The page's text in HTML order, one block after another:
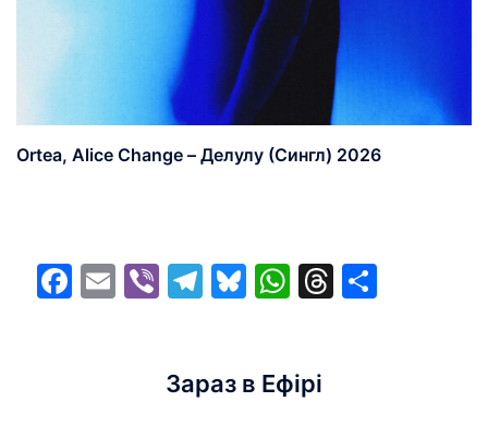
Ortea, Alice Change – Делулу (Сингл) 2026
Facebook
EmailViberTelegram
Bluesky
WhatsApp
Threads
Зараз в Ефірі